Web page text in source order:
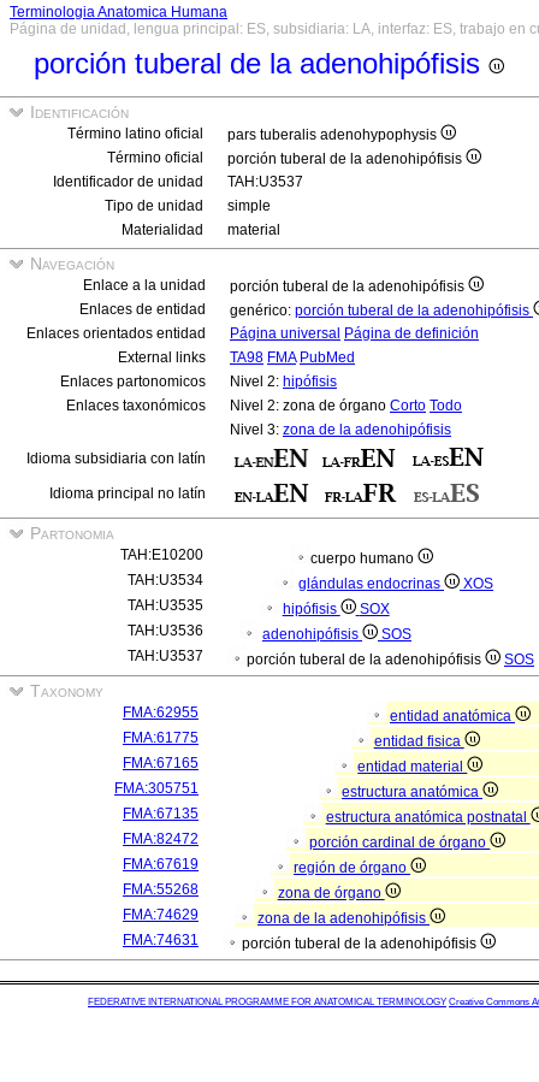
Terminologia Anatomica Humana
Página de unidad, lengua principal: ES, subsidiaria: LA, interfaz: ES, trabajo en
porción tuberal de la adenohipófisis
Identificación
Término latino oficial
pars tuberalis adenohypophysis
Término oficial
porción tuberal de la adenohipófisis
Identificador de unidad
TAH:U3537
Tipo de unidad
simple
Materialidad
material
Navegación
Enlace a la unidad
porción tuberal de la adenohipófisis
Enlaces de entidad
genérico: porción tuberal de la adenohipófisis
Enlaces orientados entidad
Página universal Página de definición
External links
TA98 FMA PubMed
Enlaces partonomicos
Nivel 2: hipófisis
Enlaces taxonómicos
Nivel 2: zona de órgano Corto Todo
Nivel 3: zona de la adenohipófisis
Idioma subsidiaria con latín
Idioma principal no latín
Partonomia
TAH:E10200
cuerpo humano
TAH:U3534
glándulas endocrinas
XOS
TAH:U3535
hipófisis
SOX
TAH:U3536
adenohipófisis
SOS
TAH:U3537
porción tuberal de la adenohipófisis SOS
Taxonomy
FMA:62955
entidad anatómica
FMA:61775
entidad fisica
FMA:67165
entidad material
FMA:305751
estructura anatómica
FMA:67135
estructura anatómica postnatal
FMA:82472
porción cardinal de órgano
FMA:67619
región de órgano
FMA:55268
zona de órgano
FMA:74629
zona de la adenohipófisis
FMA:74631
porción tuberal de la adenohipófisis
FEDERATIVE INTERNATIONAL PROGRAMME FOR ANATOMICAL TERMINOLOGY Creative Commons